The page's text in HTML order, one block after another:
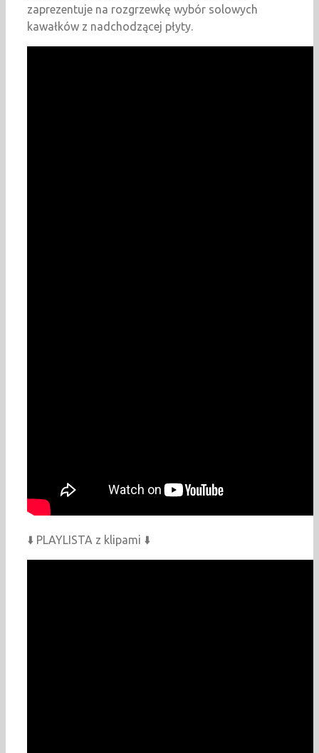
zaprezentuje na rozgrzewkę wybór solowych
kawałków z nadchodzącej płyty.
⬇️ PLAYLISTA z klipami ⬇️